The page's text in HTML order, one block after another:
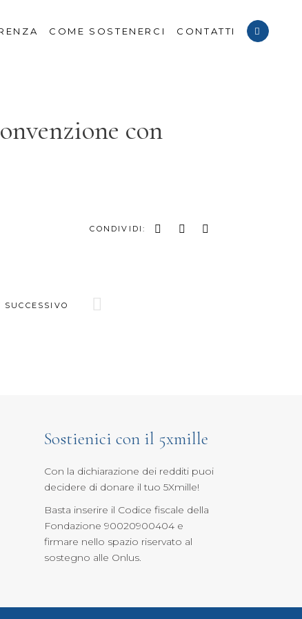
COME SOSTENERCI CONTATTI
con
CONDIVIDI:
SUCCESSIVO
Sostienici con il 5xmille
Con la dichiarazione dei redditi puoi
decidere di donare il tuo 5Xmille!
Basta inserire il Codice fiscale della
Fondazione 90020900404 e
firmare nello spazio riservato al
sostegno alle Onlus.